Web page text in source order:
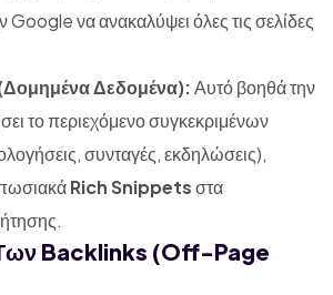
Google να ανακαλύψει όλες τις σελίδες
Δεδομένα):Αυτό βοηθά την
το περιεχόμενο συγκεκριμένων
συνταγές, εκδηλώσεις),
Rich Snippetsστα
Backlinks (Off-Page